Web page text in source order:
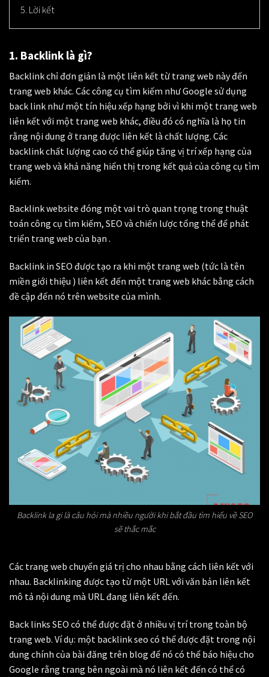
5. Lời kết
1. Backlink là gì?
Backlink chỉ đơn giản là một liên kết từ trang web này đến
trang web khác. Các công cụ tìm kiếm như Google sử dụng
back link như một tín hiệu xếp hạng bởi vì khi một trang web
liên kết với một trang web khác, điều đó có nghĩa là họ tin
rằng nội dung ở trang được liên kết là chất lượng. Các
backlink chất lượng cao có thể giúp tăng vị trí xếp hạng của
trang web và khả năng hiển thị trong kết quả của công cụ tìm
kiếm.
Backlink website đóng một vai trò quan trọng trong thuật
toán công cụ tìm kiếm, SEO và chiến lược tổng thể để phát
triển trang web của bạn .
Backlink in SEO được tạo ra khi một trang web (tức là tên
miền giới thiệu ) liên kết đến một trang web khác bằng cách
đề cập đến nó trên website của mình.
Backlink la gi là câu hỏi mà nhiều người khi bắt đầu tìm hiểu về SEO
sẽ thắc mắc
Các trang web chuyển giá trị cho nhau bằng cách liên kết với
nhau. Backlinking được tạo từ một URL với văn bản liên kết
mô tả nội dung mà URL đang liên kết đến.
Back links SEO có thể được đặt ở nhiều vị trí trong toàn bộ
trang web. Ví dụ: một backlink seo có thể được đặt trong nội
dung chính của bài đăng trên blog để nó có thể báo hiệu cho
Google rằng trang bên ngoài mà nó liên kết đến có thể có